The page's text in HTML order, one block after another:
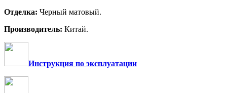
Отделка: Черный матовый.
Производитель: Китай.
Инструкция по эксплуатации